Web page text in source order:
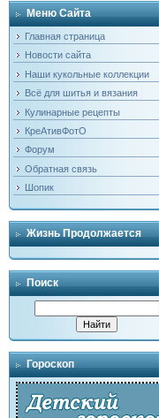
Меню Сайта
Главная страница
Новости сайта
Наши кукольные коллекции
Всё для шитья и вязания
Кулинарные рецепты
КреАтивФотО
Форум
Обратная связь
Шопик
Жизнь Продолжается
Поиск
Гороскоп